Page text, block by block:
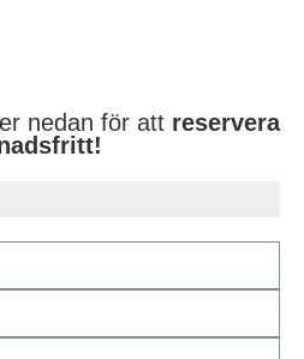
nedan för att reservera